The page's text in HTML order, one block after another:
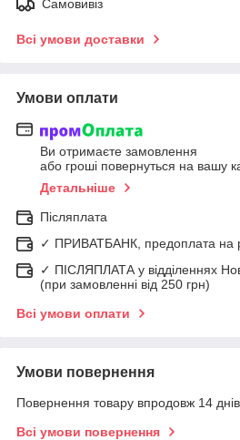
Самовивіз
Всі умови доставки
Умови оплати
Ви отримаєте замовлення
або гроші повернуться на вашу
Детальніше
Післяплата
✓ ПРИВАТБАНК, предоплата на
✓ ПІСЛЯПЛАТА у відділеннях
(при замовленні від 250 грн)
Всі умови оплати
Умови повернення
Повернення товару впродовж 14
Всі умови повернення